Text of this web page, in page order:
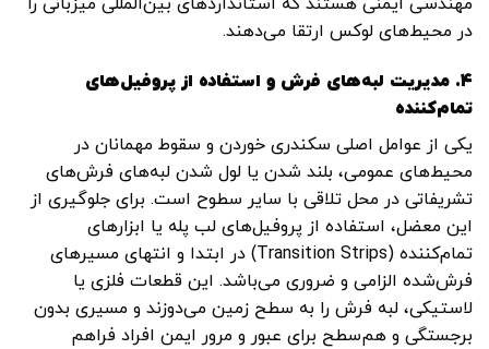
در محیط‌های لوکس ارتقا می‌دهند.
۴. مدیریت لبه‌های فرش و استفاده از پروفیل‌های
تمام‌کننده
یکی از عوامل اصلی سکندری خوردن و سقوط مهمانان در
محیط‌های عمومی، بلند شدن یا لول شدن لبه‌های فرش‌های
تشریفاتی در محل تلاقی با سایر سطوح است. برای جلوگیری از
این معضل، استفاده از پروفیل‌های لب‌ پله یا ابزارهای
تمام‌کننده (Transition Strips) در ابتدا و انتهای مسیرهای
فرش‌شده الزامی و ضروری می‌باشد. این قطعات فلزی یا
لاستیکی، لبه فرش را به سطح زمین می‌دوزند و مسیری بدون
برجستگی و هم‌سطح برای عبور و مرور ایمن افراد فراهم